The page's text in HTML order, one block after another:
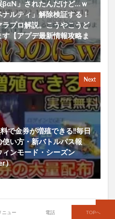
βαΝ」されたんだけど…ｗ
ルティ」解除検証する！
プロ解説。こうやこうど
【アプデ最新情報攻略ま
Next
で金券が増殖できる‼毎日
い方・新バトルパス報
ンモード・シーズン
）
ニュー 電話 TOPへ